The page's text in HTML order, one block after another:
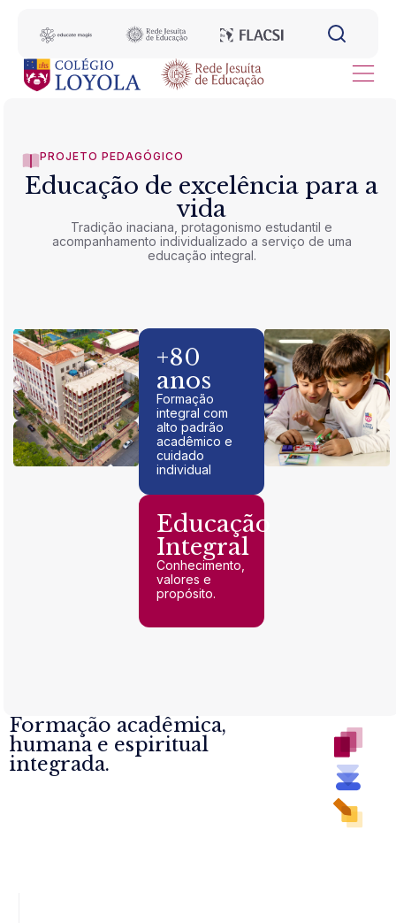
PROJETO PEDAGÓGICO
Educação de excelência para a
vida
Tradição inaciana, protagonismo estudantil e
acompanhamento individualizado a serviço de uma
educação integral.
+80
anos
Formação
integral com
alto padrão
acadêmico e
cuidado
individual
Educação
Integral
Conhecimento,
valores e
propósito.
Formação acadêmica,
humana e espiritual
integrada.